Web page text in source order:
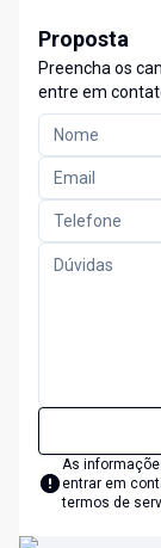
Proposta
Preencha os
entre em
As
entrar em
termos de